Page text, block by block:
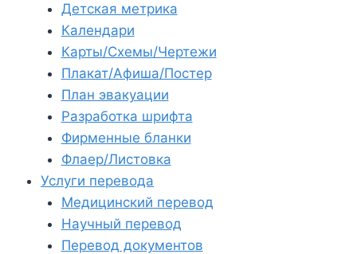
Детская метрика
Календари
Карты/Схемы/Чертежи
Плакат/Афиша/Постер
План эвакуации
Разработка шрифта
Фирменные бланки
Флаер/Листовка
Услуги перевода
Медицинский перевод
Научный перевод
Перевод документов